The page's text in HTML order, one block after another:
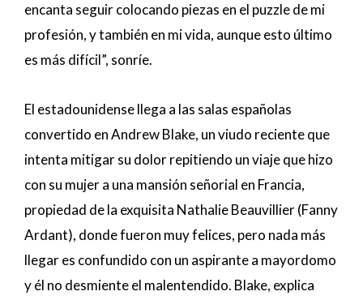
encanta seguir colocando piezas en el puzzle de mi
profesión, y también en mi vida, aunque esto último
es más difícil”, sonríe.
El estadounidense llega a las salas españolas
convertido en Andrew Blake, un viudo reciente que
intenta mitigar su dolor repitiendo un viaje que hizo
con su mujer a una mansión señorial en Francia,
propiedad de la exquisita Nathalie Beauvillier (Fanny
Ardant), donde fueron muy felices, pero nada más
llegar es confundido con un aspirante a mayordomo
y él no desmiente el malentendido. Blake, explica